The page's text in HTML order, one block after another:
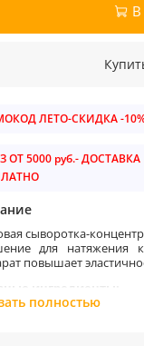
В
ЛЕТО-СКИДКА -
ОТ 5000 руб.- ДОСТАВКА
сыворотка-
для натяжения
повышает
ингредиенты:
полностью